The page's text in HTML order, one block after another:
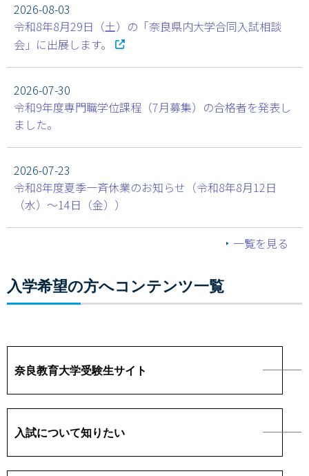
奈良国立大学機構
図書館
教育資料館
自然環境教育センター
Nara ISC/ 国際戦略センター
保健センター
お問い合わせ窓口一覧
キャンパスマップ
2026-08-03
令和8年8月29日（土）の「奈良県内大学合同入試相談
会」に出展します。
2026-07-30
令和9年度専門職学位課程（7月募集）の合格者を発表し
ました。
2026-07-23
令和8年度夏季一斉休業のお知らせ（令和8年8月12日
（水）～14日（金））
一覧を見る
入学希望の方へコンテンツ一覧
奈良教育大学受験生サイト
入試について知りたい